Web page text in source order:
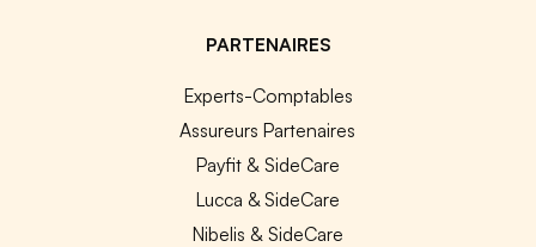
PARTENAIRES
Experts-Comptables
Assureurs Partenaires
Payfit & SideCare
Lucca & SideCare
Nibelis & SideCare